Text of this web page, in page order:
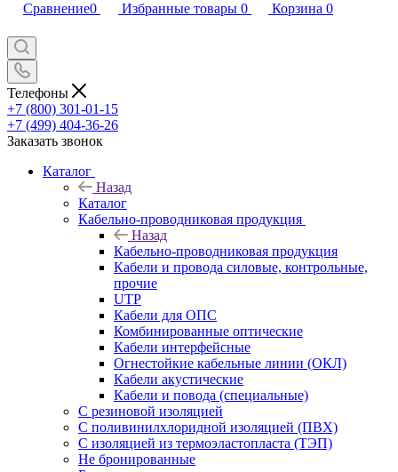
Сравнение0 Избранные товары 0 Корзина 0
Телефоны
+7 (800) 301-01-15
+7 (499) 404-36-26
Заказать звонок
Каталог
Назад
Каталог
Кабельно-проводниковая продукция
Назад
Кабельно-проводниковая продукция
Кабели и провода силовые, контрольные,
прочие
UTP
Кабели для ОПС
Комбинированные оптические
Кабели интерфейсные
Огнестойкие кабельные линии (ОКЛ)
Кабели акустические
Кабели и повода (специальные)
С резиновой изоляцией
С поливинилхлоридной изоляцией (ПВХ)
С изоляцией из термоэластопласта (ТЭП)
Не бронированные